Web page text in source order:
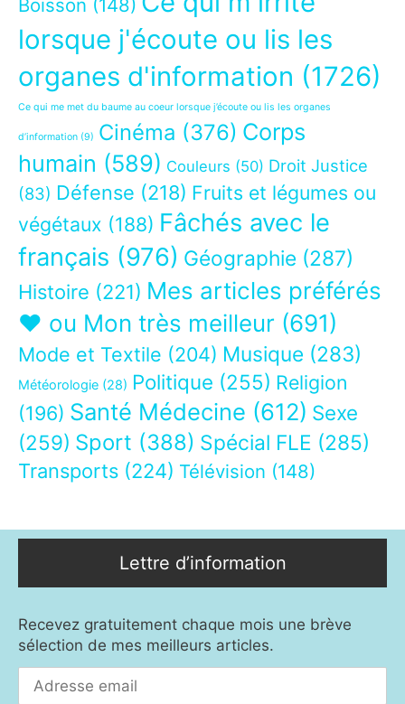
Boisson (148)
lorsque j'écoute ou lis les
organes d'information (1726)
Ce qui me met du baume au coeur lorsque j’écoute ou lis les organes
d’information (9) Cinéma (376) Corps
humain (589) Couleurs (50) Droit Justice
(83) Défense (218) Fruits et légumes ou
végétaux (188) Fâchés avec le
français (976) Géographie (287)
Histoire (221) Mes articles préférés
❤ ou Mon très meilleur (691)
Mode et Textile (204) Musique (283)
Météorologie (28) Politique (255) Religion
(196) Santé Médecine (612) Sexe
(259) Sport (388) Spécial FLE (285)
Transports (224) Télévision (148)
Lettre d’information
Recevez gratuitement chaque mois une brève
sélection de mes meilleurs articles.